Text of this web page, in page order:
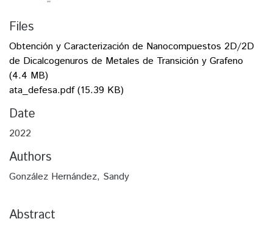
Files
Obtención y Caracterización de Nanocompuestos 2D/2D
de Dicalcogenuros de Metales de Transición y Grafeno
(4.4 MB)
ata_defesa.pdf(15.39 KB)
Date
2022
Authors
González Hernández, Sandy
Abstract